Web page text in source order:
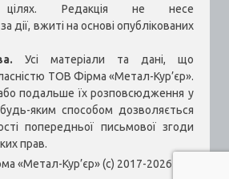
цілях. Редакція не несе
дії, вжиті на основі опублікованих
Усі матеріали та дані, що
ТОВ Фірма «Метал-Кур’єр».
подальше їх розповсюдження у
яким способом дозволяється
попередньої письмової згоди
прав.
«Метал-Кур’єр» (c) 2017-2026